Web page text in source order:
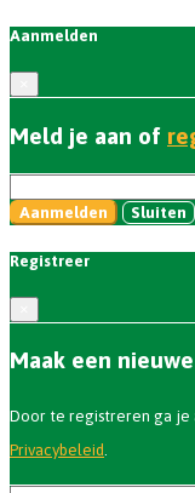
Aanmelden
Meld je aan of
Aanmelden Sluiten
Registreer
Maak een
Door te registreren ga je
Privacybeleid.